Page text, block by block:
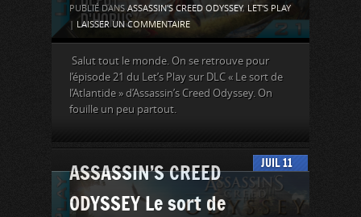
PUBLIÉ DANS ASSASSIN'S CREED ODYSSEY, LET'S PLAY
LAISSER UN COMMENTAIRE
Salut tout le monde. On se retrouve pour
l’épisode 21 du Let’s Play sur DLC « Le sort de
l’Atlantide » d’Assassin’s Creed Odyssey. On
fouille un peu partout.
11
JUIL
ASSASSIN’S CREED
ODYSSEY Le sort de